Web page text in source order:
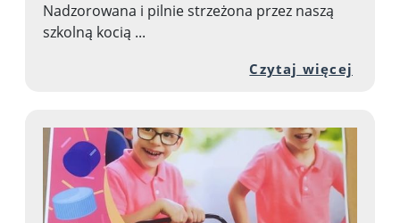
Nadzorowana i pilnie strzeżona przez naszą
szkolną kocią ...
Czytaj więcej